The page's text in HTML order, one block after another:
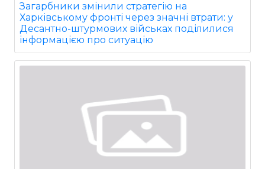
Загарбники змінили стратегію на
Харківському фронті через значні втрати: у
Десантно-штурмових військах поділилися
інформацією про ситуацію